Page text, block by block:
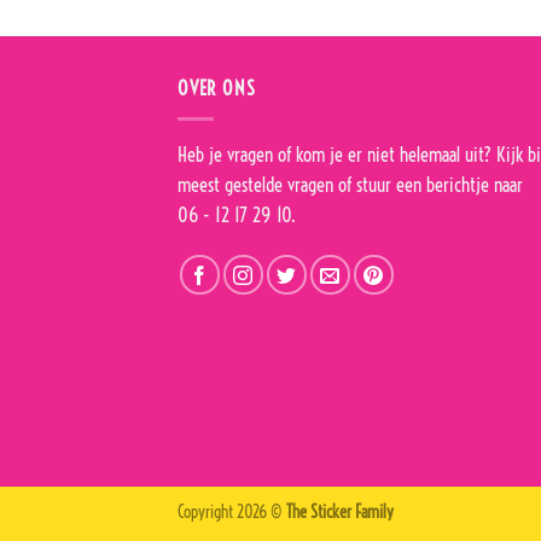
OVER ONS
Heb je vragen of kom je er niet helemaal uit? Kijk
meest gestelde vragen of stuur een berichtje naar
06 - 12 17 29 10.
Copyright 2026 © The Sticker Family